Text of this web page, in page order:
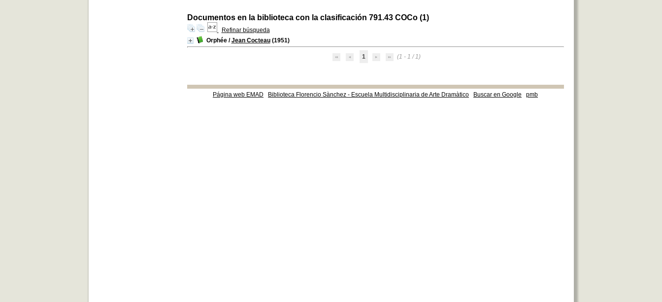
Documentos en la biblioteca con la clasificación 791.43 COCo (1)
Refinar búsqueda
Orphée/Jean Cocteau(1951)
1 (1 - 1 / 1)
Página web EMAD Biblioteca Florencio Sànchez - Escuela Multidisciplinaria de Arte Dramàtico Buscar en Google pmb